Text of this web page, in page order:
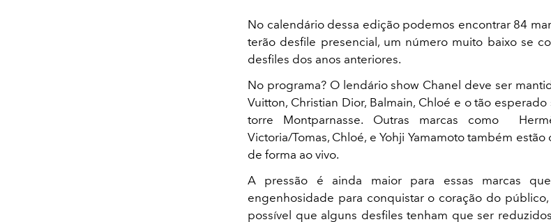
No calendário dessa edição podemos encontrar 84
terão desfile presencial, um número muito baixo se
desfiles dos anos anteriores.
No programa? O lendário show Chanel deve ser
Vuitton, Christian Dior, Balmain, Chloé e o tão
torre Montparnasse. Outras marcas como
Victoria/Tomas, Chloé, e Yohji Yamamoto também
de forma ao vivo.
A pressão é ainda maior para essas marcas
engenhosidade para conquistar o coração do
possível que alguns desfiles tenham que ser